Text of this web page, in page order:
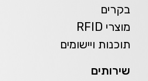
בקרים
מוצרי RFID
תוכנות ויישומים
שירותים